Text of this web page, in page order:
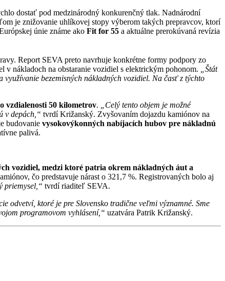
dostať pod medzinárodný konkurenčný tlak. Nadnárodní
je znižovanie uhlíkovej stopy výberom takých prepravcov, ktorí
únie známe ako Fit for 55 a aktuálne prerokúvaná revízia
Report SEVA preto navrhuje konkrétne formy podpory zo
nákladoch na obstaranie vozidiel s elektrickým pohonom.
„Štát
bezemisných nákladných vozidiel. Na časť z týchto
vzdialenosti 50 kilometrov.
„Celý tento objem je možné
v depách,“ tvrdí Križanský. Zvyšovaním dojazdu kamiónov na
budovanie vysokovýkonných nabíjacích hubov pre nákladnú
palivá.
vozidiel, medzi ktoré patria okrem nákladných áut a
čo predstavuje nárast o 321,7 %. Registrovaných bolo aj
priemysel,“ tvrdí riaditeľ SEVA.
odvetví, ktoré je pre Slovensko tradične veľmi významné. Sme
programovom vyhlásení,“ uzatvára Patrik Križanský.